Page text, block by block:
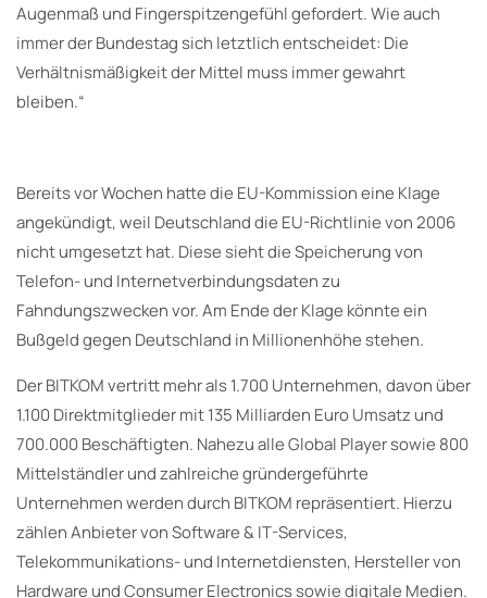
Augenmaß und Fingerspitzengefühl gefordert. Wie auch
immer der Bundestag sich letztlich entscheidet: Die
Verhältnismäßigkeit der Mittel muss immer gewahrt
bleiben.“
Bereits vor Wochen hatte die EU-Kommission eine Klage
angekündigt, weil Deutschland die EU-Richtlinie von 2006
nicht umgesetzt hat. Diese sieht die Speicherung von
Telefon- und Internetverbindungsdaten zu
Fahndungszwecken vor. Am Ende der Klage könnte ein
Bußgeld gegen Deutschland in Millionenhöhe stehen.
Der BITKOM vertritt mehr als 1.700 Unternehmen, davon über
1.100 Direktmitglieder mit 135 Milliarden Euro Umsatz und
700.000 Beschäftigten. Nahezu alle Global Player sowie 800
Mittelständler und zahlreiche gründergeführte
Unternehmen werden durch BITKOM repräsentiert. Hierzu
zählen Anbieter von Software & IT-Services,
Telekommunikations- und Internetdiensten, Hersteller von
Hardware und Consumer Electronics sowie digitale Medien.